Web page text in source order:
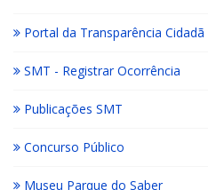
Portal da Transparência Cidadã
SMT - Registrar Ocorrência
Publicações SMT
Concurso Público
Museu Parque do Saber